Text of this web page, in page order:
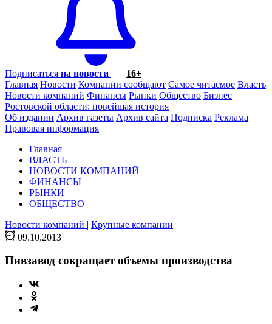
Подписаться на новости
16+
Главная Новости Компании сообщают Самое читаемое Власть
Новости компаний Финансы Рынки Общество Бизнес
Ростовской области: новейшая история
Об издании Архив газеты Архив сайта Подписка Реклама
Правовая информация
Главная
ВЛАСТЬ
НОВОСТИ КОМПАНИЙ
ФИНАНСЫ
РЫНКИ
ОБЩЕСТВО
Новости компаний | Крупные компании
09.10.2013
Пивзавод сокращает объемы производства